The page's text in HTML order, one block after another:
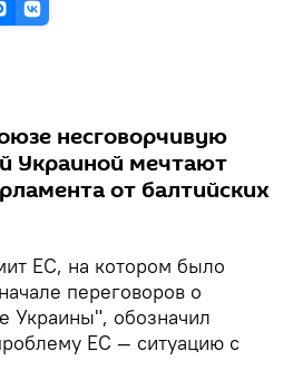
несговорчивую
Украиной мечтают
от балтийских
ЕС, на котором было
переговоров о
Украины", обозначил
ЕС — ситуацию с